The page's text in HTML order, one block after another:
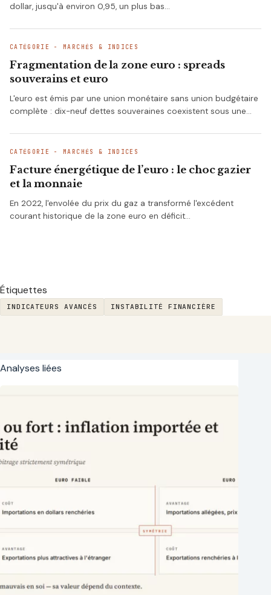
dollar, jusqu'à environ 0,95, un plus bas…
CATÉGORIE - MARCHÉS & INDICES
Fragmentation de la zone euro : spreads
souverains et euro
L'euro est émis par une union monétaire sans union budgétaire
complète : dix-neuf dettes souveraines coexistent sous une…
CATÉGORIE - MARCHÉS & INDICES
Facture énergétique de l’euro : le choc gazier
et la monnaie
En 2022, l'envolée du prix du gaz a transformé l'excédent
courant historique de la zone euro en déficit…
Étiquettes
INDICATEURS AVANCÉS INSTABILITÉ FINANCIÈRE
Analyses liées